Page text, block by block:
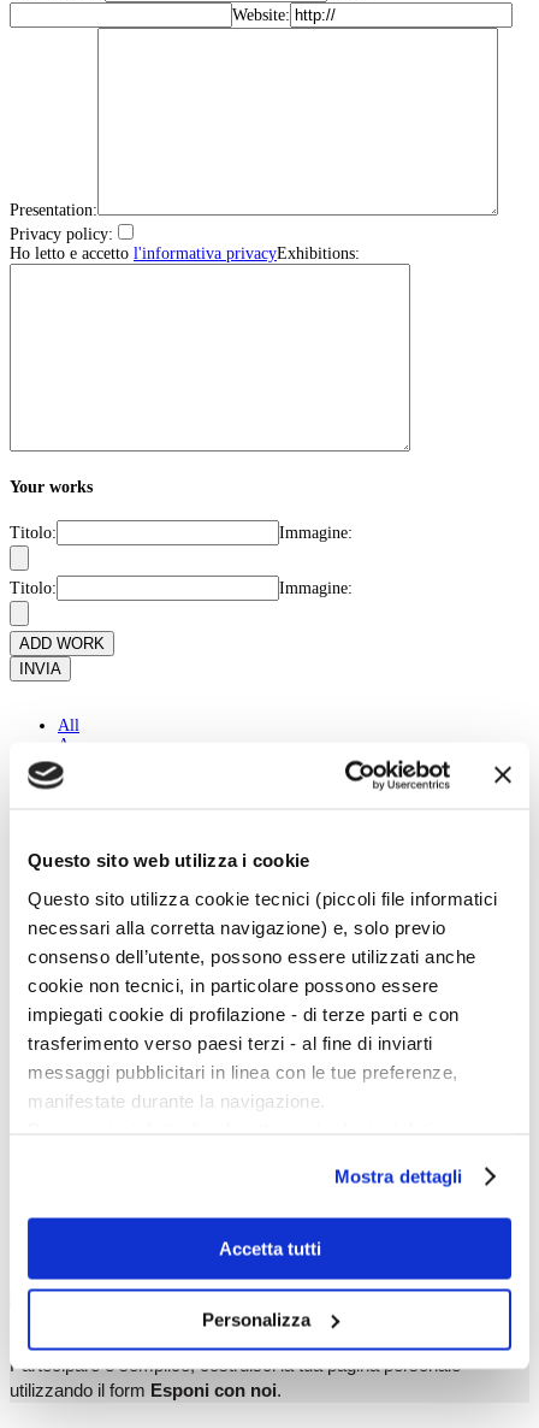
Questo sito web utilizza i cookie
Questo sito utilizza cookie tecnici (piccoli file informatici
necessari alla corretta navigazione) e, solo previo
consenso dell’utente, possono essere utilizzati anche
cookie non tecnici, in particolare possono essere
impiegati cookie di profilazione - di terze parti e con
trasferimento verso paesi terzi - al fine di inviarti
messaggi pubblicitari in linea con le tue preferenze,
manifestate durante la navigazione.
scelte privacy sui cookie, ti invitiamo a prendere visione
dell’informativa cookie.
Chiudendo il banner tramite la “X” prosegui la
navigazione senza alcuna profilazione e con installazione
il tuo consenso alla profilazione che potrai revocare in
Mostra dettagli
Accetta tutti
Personalizza
Website:
Presentation:
Privacy policy:
Ho letto e accetto l'informativa privacyExhibitions:
Your works
Titolo: Immagine:
Titolo: Immagine:
ADD WORK
INVIA
All
A
B
C
G
I
K
L
M
N
O
P
Q
R
S
T
Partecipare è semplice, costruisci la tua pagina personale
utilizzando il form Esponi con noi.